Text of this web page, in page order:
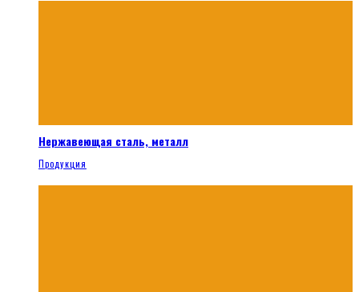
Нержавеющая сталь, металл
Продукция